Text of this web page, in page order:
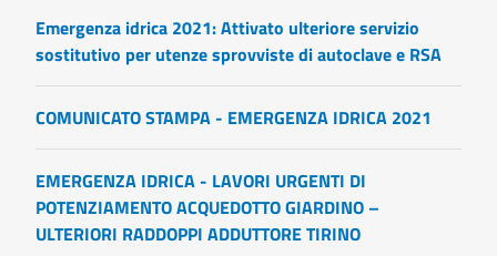
Emergenza idrica 2021: Attivato ulteriore servizio
sostitutivo per utenze sprovviste di autoclave e RSA
COMUNICATO STAMPA - EMERGENZA IDRICA 2021
EMERGENZA IDRICA - LAVORI URGENTI DI
POTENZIAMENTO ACQUEDOTTO GIARDINO –
ULTERIORI RADDOPPI ADDUTTORE TIRINO